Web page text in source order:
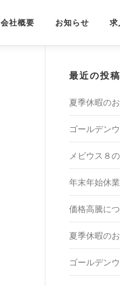
会社概要 お知らせ 求
最近の投稿
夏季休暇の
ゴールデン
メビウス８
年末年始休
価格高騰に
夏季休暇の
ゴールデン